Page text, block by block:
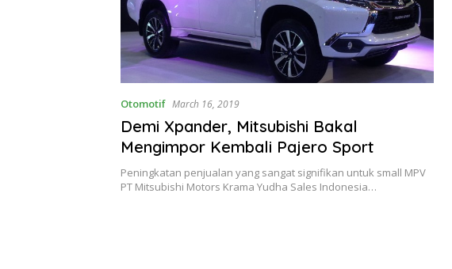
Otomotif March 16, 2019
Demi Xpander, Mitsubishi Bakal
Mengimpor Kembali Pajero Sport
Peningkatan penjualan yang sangat signifikan untuk small MPV
PT Mitsubishi Motors Krama Yudha Sales Indonesia…